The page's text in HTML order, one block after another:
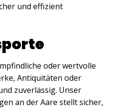
und effizient
oder wertvolle
Antiquitäten oder
zuverlässig. Unser
an der Aare stellt sicher,